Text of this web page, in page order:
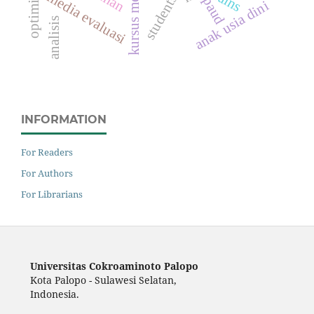
anak usia dini
media evaluasi paud
analisis
INFORMATION
For Readers
For Authors
For Librarians
Universitas Cokroaminoto Palopo
Kota Palopo - Sulawesi Selatan,
Indonesia.